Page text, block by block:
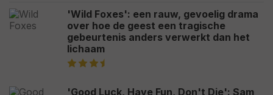
'Wild Foxes': een rauw, gevoelig drama
over hoe de geest een tragische
gebeurtenis anders verwerkt dan het
lichaam
'Good Luck, Have Fun, Don't Die': Sam